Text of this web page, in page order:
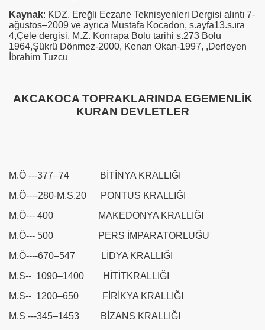
Kaynak: KDZ. Ereğli Eczane Teknisyenleri Dergisi alıntı 7-
ağustos–2009 ve ayrıca Mustafa Kocadon, s.ayfa13.s.ıra
4,Çele dergisi, M.Z. Konrapa Bolu tarihi s.273 Bolu
1964,Şükrü Dönmez-2000, Kenan Okan-1997, ,Derleyen
İbrahim Tuzcu
AKCAKOCA TOPRAKLARINDA EGEMENLİK
KURAN DEVLETLER
M.Ö ---377–74 BİTİNYA KRALLIĞI
M.Ö----280-M.S.20 PONTUS KRALLIĞI
M.Ö--- 400 MAKEDONYA KRALLIĞI
M.Ö--- 500 PERS İMPARATORLUĞU
M.Ö----670–547 LİDYA KRALLIĞI
M.S-- 1090–1400 HİTİTKRALLIĞI
M.S-- 1200–650 FİRİKYA KRALLIĞI
M.S ---345–1453 BİZANS KRALLIĞI